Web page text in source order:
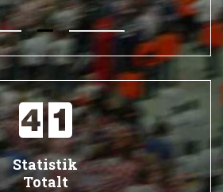
Statistik
Totalt